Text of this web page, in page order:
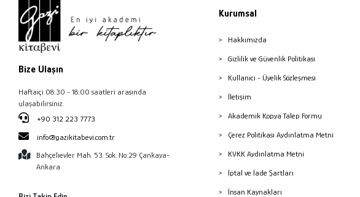
Bize Ulaşın
Haftaiçi 08:30 - 18:00 saatleri arasında
ulaşabilirsiniz.
+90 312 223 7773
info@gazikitabevi.com.tr
Bahçelievler Mah. 53. Sok. No:29 Çankaya-
Ankara
Kurumsal
Hakkımızda
Gizlilik ve Güvenlik Politikası
Kullanıcı - Üyelik Sözleşmesi
İletişim
Akademik Kopya Talep Formu
Çerez Politikası Aydınlatma Metni
KVKK Aydınlatma Metni
İptal ve İade Şartları
İnsan Kaynakları